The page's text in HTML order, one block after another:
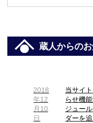
蔵人からの
2018
年12
月10
日
当サイ
らせ機
ジュー
ダーを